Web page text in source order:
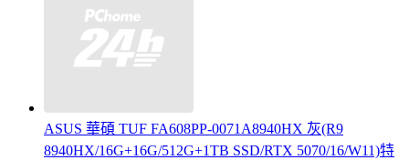
ASUS 華碩 TUF FA608PP-0071A8940HX 灰(R9
8940HX/16G+16G/512G+1TB SSD/RTX 5070/16/W11)特